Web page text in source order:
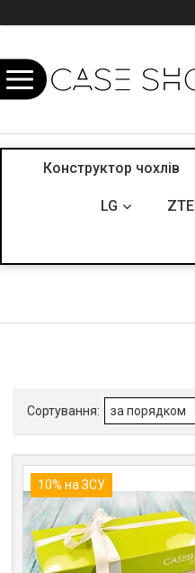
Конструктор чохлів
LG ZTE
10% на ЗСУ